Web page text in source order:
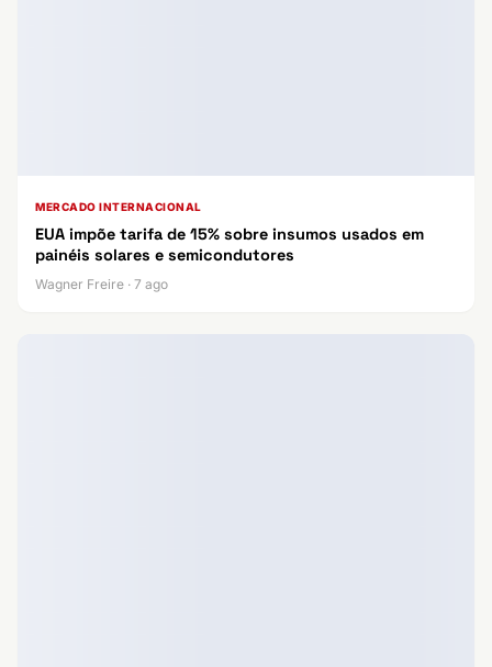
MERCADO INTERNACIONAL
EUA impõe tarifa de 15% sobre insumos usados em
painéis solares e semicondutores
Wagner Freire · 7 ago